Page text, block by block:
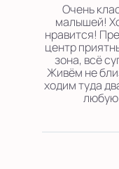
Очень
малышей!
нравится!
центр
зона, всё
Живём не
ходим туда
любую